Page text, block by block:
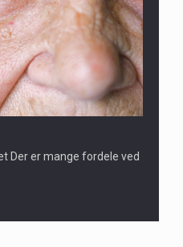
Der er mange fordele ved